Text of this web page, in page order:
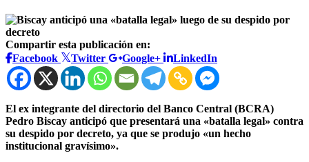
Compartir esta publicación en:
Facebook
Twitter Google+ LinkedIn
El ex integrante del directorio del Banco Central (BCRA)
Pedro Biscay anticipó que presentará una «batalla legal» contra
su despido por decreto, ya que se produjo «un hecho
institucional gravísimo».